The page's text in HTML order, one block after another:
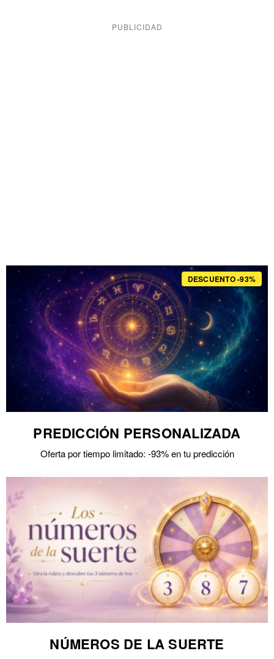
DESCUENTO -93%
PREDICCIÓN PERSONALIZADA
Oferta por tiempo limitado: -93% en tu predicción
NÚMEROS DE LA SUERTE